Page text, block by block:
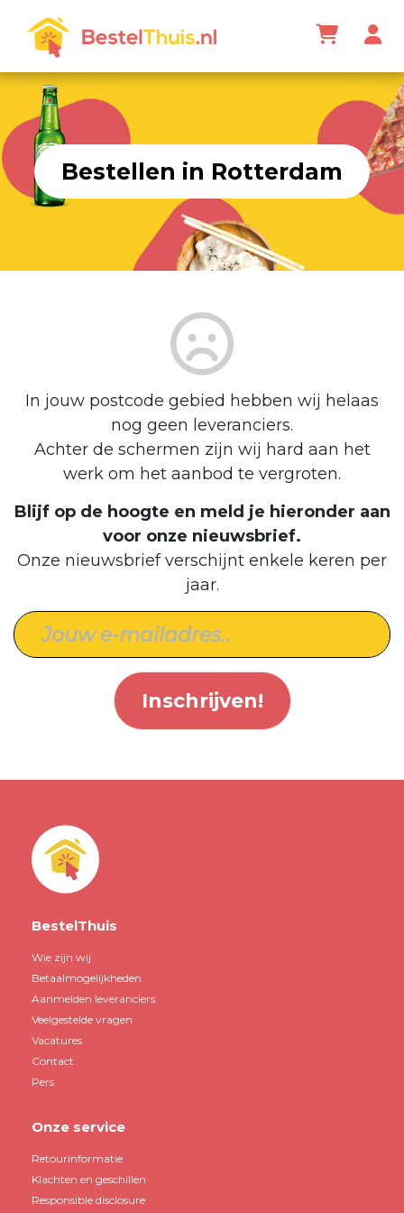
Bestellen in Rotterdam
In jouw postcode gebied hebben wij helaas
nog geen leveranciers.
Achter de schermen zijn wij hard aan het
werk om het aanbod te vergroten.
Blijf op de hoogte en meld je hieronder aan
voor onze nieuwsbrief.
Onze nieuwsbrief verschijnt enkele keren per
jaar.
Inschrijven!
BestelThuis
Wie zijn wij
Betaalmogelijkheden
Aanmelden leveranciers
Veelgestelde vragen
Vacatures
Contact
Pers
Onze service
Retourinformatie
Klachten en geschillen
Responsible disclosure